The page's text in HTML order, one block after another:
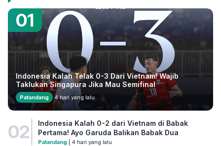
01
Indonesia Kalah Telak 0-3 Dari Vietnam! Wajib
Taklukan Singapura Jika Mau Semifinal
Patandang 4 hari yang lalu
02
Indonesia Kalah 0-2 dari Vietnam di Babak
Pertama! Ayo Garuda Balikan Babak Dua
Patandang | 4 hari yang lalu